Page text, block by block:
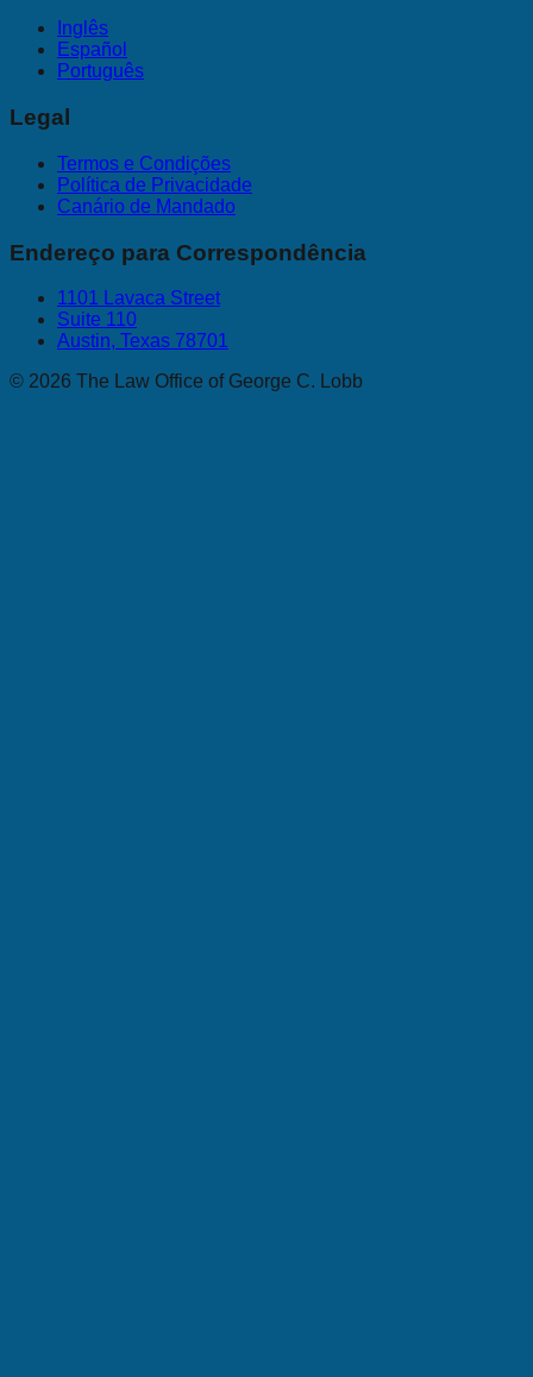
Inglês
Español
Português
Legal
Termos e Condições
Política de Privacidade
Canário de Mandado
Endereço para Correspondência
1101 Lavaca Street
Suite 110
Austin, Texas 78701
© 2026 The Law Office of George C. Lobb